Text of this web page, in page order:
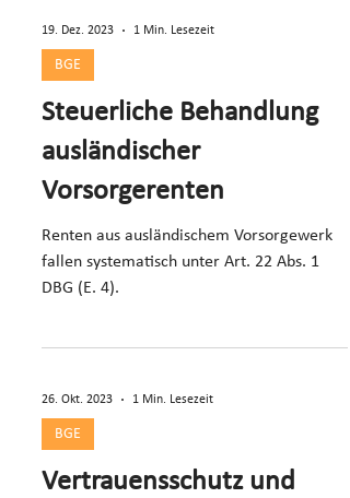
19. Dez. 2023 1 Min. Lesezeit
BGE
Steuerliche Behandlung
ausländischer
Vorsorgerenten
Renten aus ausländischem Vorsorgewerk
fallen systematisch unter Art. 22 Abs. 1
DBG (E. 4).
26. Okt. 2023 1 Min. Lesezeit
BGE
Vertrauensschutz und